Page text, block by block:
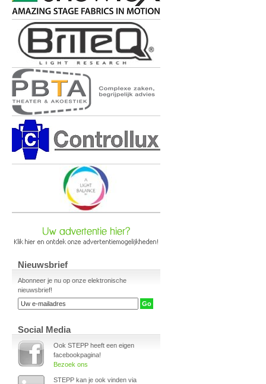
Nieuwsbrief
Abonneer je nu op onze elektronische
nieuwsbrief!
Social Media
Ook STEPP heeft een eigen
facebookpagina!
Bezoek ons
STEPP kan je ook vinden via